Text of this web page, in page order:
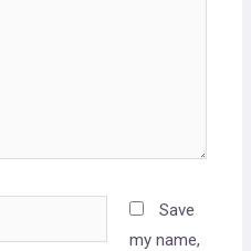
Save
my name,